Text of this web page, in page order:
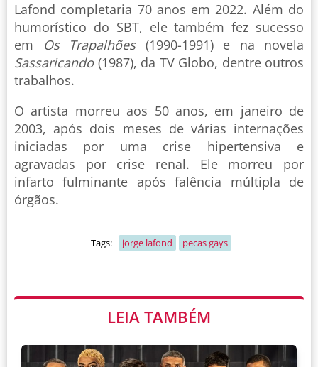
Lafond completaria 70 anos em 2022. Além do
humorístico do SBT, ele também fez sucesso
em
Os Trapalhões(1990-1991) e na novela
Sassaricando(1987), da TV Globo, dentre outros
trabalhos.
O artista morreu aos 50 anos, em janeiro de
2003, após dois meses de várias internações
iniciadas por uma crise hipertensiva e
agravadas por crise renal. Ele morreu por
infarto fulminante após falência múltipla de
órgãos.
Tags: jorge lafond pecas gays
LEIA TAMBÉM